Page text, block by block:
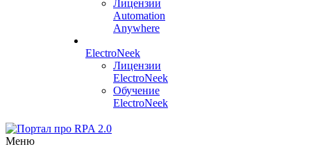
Лицензии
Automation
Anywhere
ElectroNeek
Лицензии
ElectroNeek
Обучение
ElectroNeek
Меню